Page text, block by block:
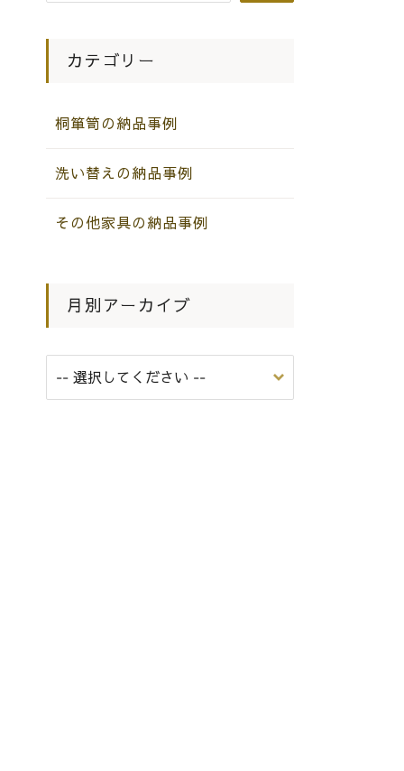
カテゴリー
桐箪笥の納品事例
洗い替えの納品事例
その他家具の納品事例
月別アーカイブ